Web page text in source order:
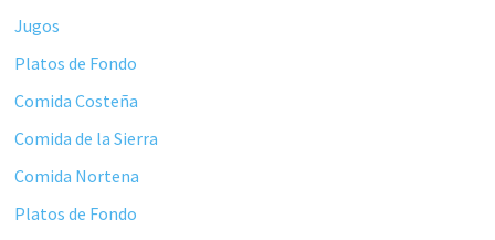
Jugos
Platos de Fondo
Comida Costeña
Comida de la Sierra
Comida Nortena
Platos de Fondo